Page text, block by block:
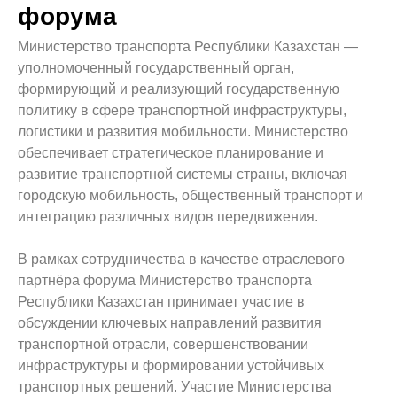
форума
Министерство транспорта Республики Казахстан —
уполномоченный государственный орган,
формирующий и реализующий государственную
политику в сфере транспортной инфраструктуры,
логистики и развития мобильности. Министерство
обеспечивает стратегическое планирование и
развитие транспортной системы страны, включая
городскую мобильность, общественный транспорт и
интеграцию различных видов передвижения.
В рамках сотрудничества в качестве отраслевого
партнёра форума Министерство транспорта
Республики Казахстан принимает участие в
обсуждении ключевых направлений развития
транспортной отрасли, совершенствовании
инфраструктуры и формировании устойчивых
транспортных решений. Участие Министерства